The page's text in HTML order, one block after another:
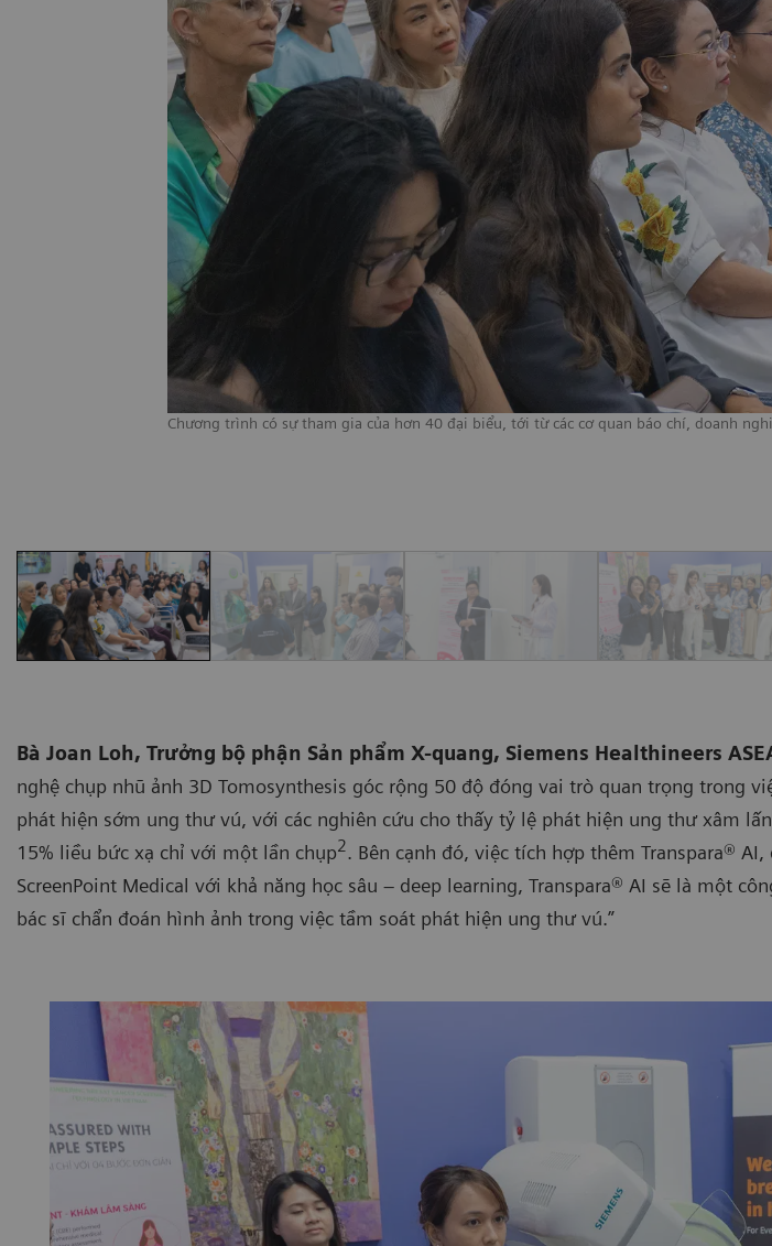
Chương trình có sự tham gia của hơn 40 đại biểu, tới từ các cơ quan báo chí, doanh
Bà Joan Loh, Trưởng bộ phận Sản phẩm X-quang, Siemens Healthineers
nghệ chụp nhũ ảnh 3D Tomosynthesis góc rộng 50 độ đóng vai trò quan trọng trong
phát hiện sớm ung thư vú, với các nghiên cứu cho thấy tỷ lệ phát hiện ung thư xâm
15% liều bức xạ chỉ với một lần chụp2. Bên cạnh đó, việc tích hợp thêm Transpara®
ScreenPoint Medical với khả năng học sâu – deep learning, Transpara® AI sẽ là một
bác sĩ chẩn đoán hình ảnh trong việc tầm soát phát hiện ung thư vú.”